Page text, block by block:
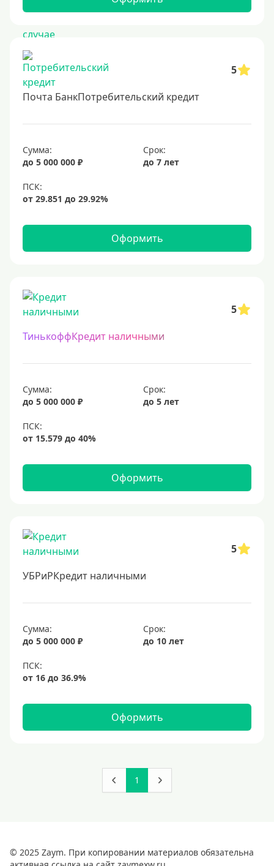
5
Почта БанкПотребительский кредит
Сумма:
до 5 000 000 ₽
Срок:
до 7 лет
Оформить
5
ТинькоффКредит наличными
Сумма:
до 5 000 000 ₽
Срок:
до 5 лет
Оформить
5
УБРиРКредит наличными
Сумма:
до 5 000 000 ₽
Срок:
до 10 лет
Оформить
1
© 2025 Zaym. При копировании материалов обязательна